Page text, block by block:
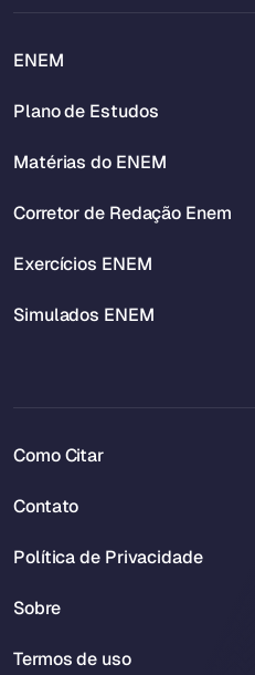
ENEM
Plano de Estudos
Matérias do ENEM
Corretor de Redação Enem
Exercícios ENEM
Simulados ENEM
Como Citar
Contato
Política de Privacidade
Sobre
Termos de uso